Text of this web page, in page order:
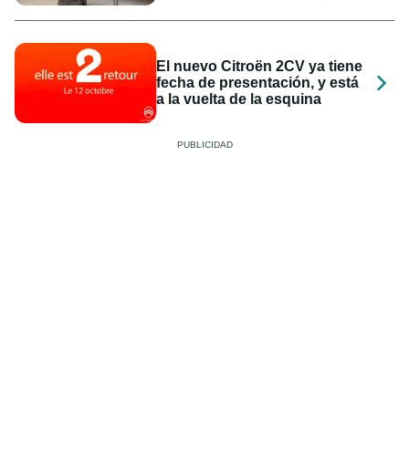
El nuevo Citroën 2CV ya tiene
fecha de presentación, y está
a la vuelta de la esquina